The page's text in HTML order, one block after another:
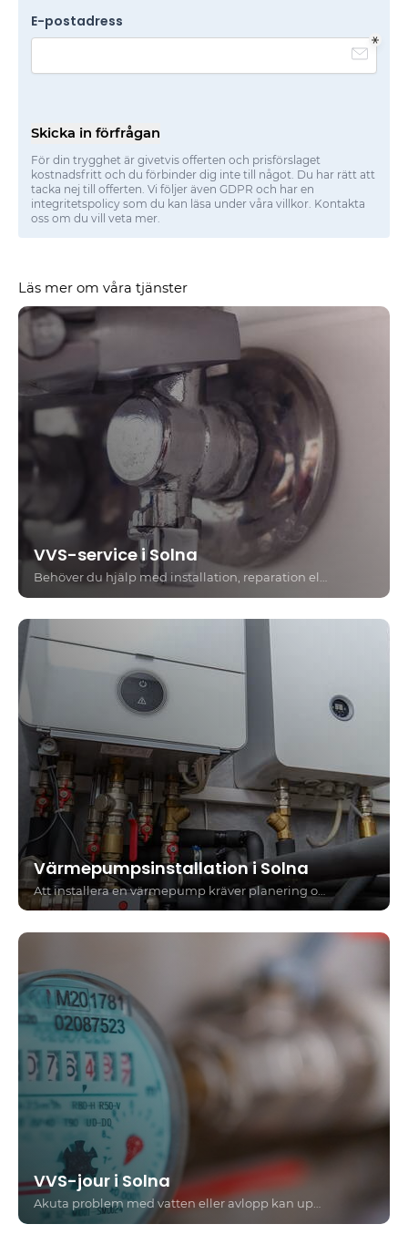
E-postadress
Skicka in förfrågan
För din trygghet är givetvis offerten och prisförslaget
kostnadsfritt och du förbinder dig inte till något. Du har rätt att
tacka nej till offerten. Vi följer även GDPR och har en
integritetspolicy som du kan läsa under våra villkor. Kontakta
oss om du vill veta mer.
Läs mer om våra tjänster
VVS-service i Solna
Behöver du hjälp med installation, reparation eller underhåll av ditt VVS-system? Med professionell VVS service i Solna kan du säkerställa att rör, vatten och värmesystem fungerar som de ska. Oavsett om det gäller ett mindre servicearbete eller en mer omfattande åtgärd är det viktigt att arbetet utförs korrekt från början.
Värmepumpsinstallation i Solna
Att installera en värmepump kräver planering och anpassning efter bostadens storlek, isolering och energibehov. En professionell installatör gör en behovsanalys och säkerställer att rätt lösning väljs för bästa effekt och lång livslängd.
VVS-jour i Solna
Akuta problem med vatten eller avlopp kan uppstå när som helst och kräver ofta omedelbar åtgärd. Med VVS-jour i Solna får du snabb hjälp när det verkligen behövs. Oavsett om det handlar om en vattenläcka, stopp i avlopp eller ett sprucket rör är det viktigt att agera direkt för att minimera skador.